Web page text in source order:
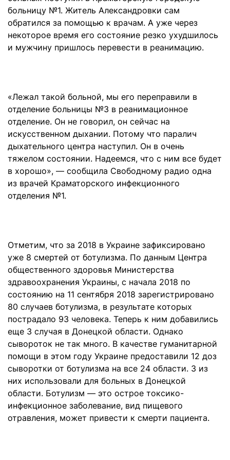
больницу №1. Житель Александровки сам
обратился за помощью к врачам. А уже через
некоторое время его состояние резко ухудшилось
и мужчину пришлось перевести в реанимацию.
«Лежал такой больной, мы его переправили в
отделение больницы №3 в реанимационное
отделение. Он не говорил, он сейчас на
искусственном дыхании. Потому что паралич
дыхательного центра наступил. Он в очень
тяжелом состоянии. Надеемся, что с ним все будет
в хорошо», — сообщила Свободному радио одна
из врачей Краматорского инфекционного
отделения №1.
Отметим, что за 2018 в Украине зафиксировано
уже 8 смертей от ботулизма. По данным Центра
общественного здоровья Министерства
здравоохранения Украины, с начала 2018 по
состоянию на 11 сентября 2018 зарегистрировано
80 случаев ботулизма, в результате которых
пострадало 93 человека. Теперь к ним добавились
еще 3 случая в Донецкой области. Однако
сывороток не так много. В качестве гуманитарной
помощи в этом году Украине предоставили 12 доз
сыворотки от ботулизма на все 24 области. 3 из
них использовали для больных в Донецкой
области. Ботулизм — это острое токсико-
инфекционное заболевание, вид пищевого
отравления, может привести к смерти пациента.